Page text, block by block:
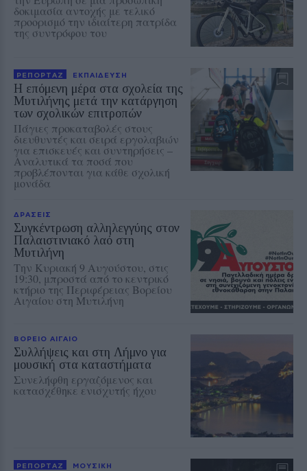
δοκιμασία αντοχής με τελικό
προορισμό την ιδιαίτερη πατρίδα
της συντρόφου του
ΡΕΠΟΡΤΑΖ ΕΚΠΑΙΔΕΥΣΗ
Η επόμενη μέρα στα σχολεία της
Μυτιλήνης μετά την κατάργηση
των σχολικών επιτροπών
Πάγιες προκαταβολές στους
διευθυντές και σειρά εργολαβιών
για επισκευές και συντηρήσεις –
Αναλυτικά τα ποσά που
προβλέπονται για κάθε σχολική
μονάδα
ΔΡΑΣΕΙΣ
Συγκέντρωση αλληλεγγύης στον
Παλαιστινιακό λαό στη
Μυτιλήνη
Την Κυριακή 9 Αυγούστου, στις
19:30, μπροστά από το κεντρικό
κτήριο της Περιφέρειας Βορείου
Αιγαίου στη Μυτιλήνη
ΒΟΡΕΙΟ ΑΙΓΑΙΟ
Συλλήψεις και στη Λήμνο για
μουσική στα καταστήματα
Συνελήφθη εργαζόμενος και
κατασχέθηκε ενισχυτής ήχου
ΡΕΠΟΡΤΑΖ ΜΟΥΣΙΚΗ